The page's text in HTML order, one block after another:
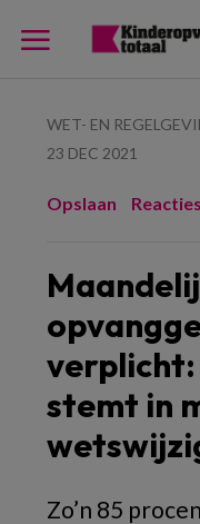
WET- EN
23 DEC 2021
Opslaan Reacties
stemt in
Zo’n 85